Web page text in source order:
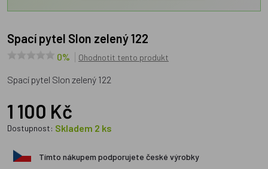
Spací pytel Slon zelený 122
0% Ohodnotit tento produkt
Spací pytel Slon zelený 122
1 100 Kč
Dostupnost: Skladem 2 ks
Tímto nákupem podporujete české výrobky